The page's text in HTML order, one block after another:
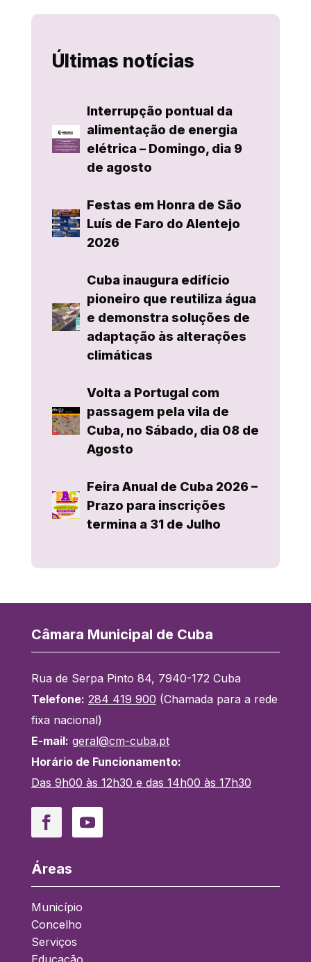
Últimas notícias
Interrupção pontual da
alimentação de energia
elétrica – Domingo, dia 9
de agosto
Festas em Honra de São
Luís de Faro do Alentejo
2026
Cuba inaugura edifício
pioneiro que reutiliza água
e demonstra soluções de
adaptação às alterações
climáticas
Volta a Portugal com
passagem pela vila de
Cuba, no Sábado, dia 08 de
Agosto
Feira Anual de Cuba 2026 –
Prazo para inscrições
termina a 31 de Julho
Câmara Municipal de Cuba
Rua de Serpa Pinto 84, 7940-172 Cuba
Telefone: 284 419 900 (Chamada para a rede
fixa nacional)
E-mail: geral@cm-cuba.pt
Horário de Funcionamento:
Das 9h00 às 12h30 e das 14h00 às 17h30
FacebookYouTube
Áreas
Município
Concelho
Serviços
Educação